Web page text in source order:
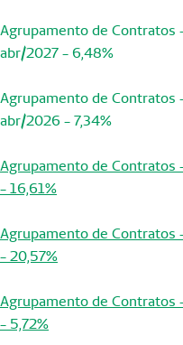
Agrupamento de Contratos
abr/2027 - 6,48%
Agrupamento de Contratos
abr/2026 - 7,34%
Agrupamento de
- 16,61%
Agrupamento de
- 20,57%
Agrupamento de
- 5,72%